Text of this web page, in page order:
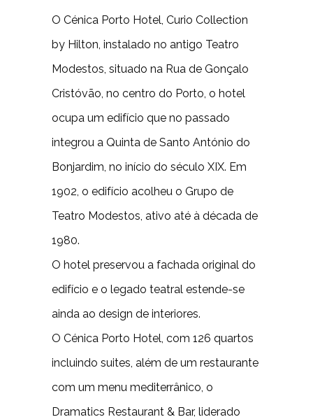
O Cénica Porto Hotel, Curio Collection
by Hilton, instalado no antigo Teatro
Modestos, situado na Rua de Gonçalo
Cristóvão, no centro do Porto, o hotel
ocupa um edifício que no passado
integrou a Quinta de Santo António do
Bonjardim, no início do século XIX. Em
1902, o edifício acolheu o Grupo de
Teatro Modestos, ativo até à década de
1980.
O hotel preservou a fachada original do
edifício e o legado teatral estende-se
ainda ao design de interiores.
O Cénica Porto Hotel, com 126 quartos
incluindo suites, além de um restaurante
com um menu mediterrânico, o
Dramatics Restaurant & Bar, liderado